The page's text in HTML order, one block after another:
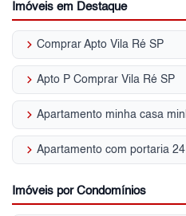
Imóveis em Destaque
keyboard_arrow_right Comprar Apto Vila Ré SP
keyboard_arrow_right Apto P Comprar Vila Ré SP
keyboard_arrow_right
keyboard_arrow_right
Imóveis por Condomínios